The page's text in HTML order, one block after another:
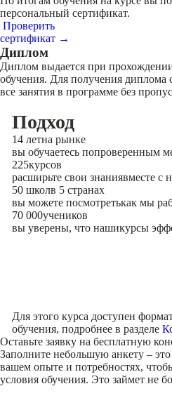
персональный сертификат.
Проверить
сертификат →
Диплом
Диплом выдается при
обучения. Для получения диплома
все занятия в программе без
Подход
14 летна рынке
вы обучаетесь попроверенным
225курсов
расширьте свои знаниявместе с
50 школв 5 странах
вы можете посмотретькак мы
70 000учеников
вы уверены, что нашикурсы
Для этого курса доступен
обучения, подробнее в разделе
Оставьте заявку на бесплатную
Заполните небольшую анкету –
вашем опыте и потребностях,
условия обучения. Это займет не